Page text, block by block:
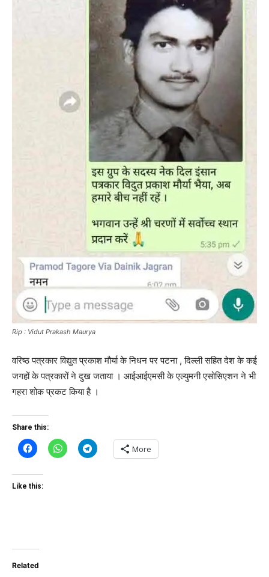
Rip : Vidut Prakash Maurya
वरिष्ठ पत्रकार विद्युत प्रकाश मौर्या के निधन पर पटना , दिल्ली सहित देश के कई
जगहों के पत्रकारों ने दुख जताया । आईआईएमसी के एल्युमनी एसोसिएशन ने भी
गहरा शोक प्रकट किया है ।
Share this:
More
Like this:
Related